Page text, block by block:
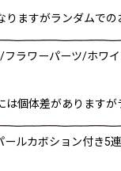
りますがランダムで
ラワーパーツ/ホワイ
は個体差があります
ルカボション付き5連